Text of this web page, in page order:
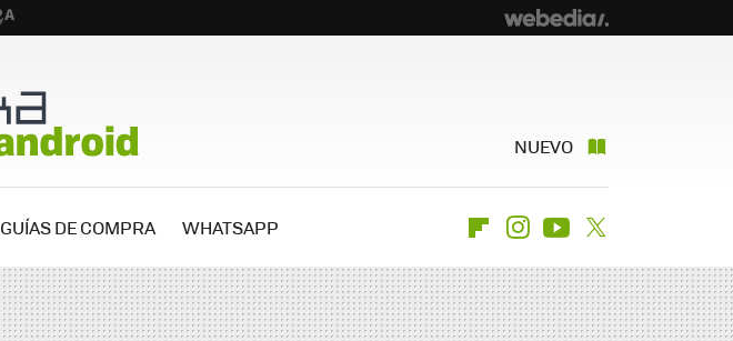
NUEVO
GUÍAS DE COMPRA WHATSAPP FlipboardInstagramYoutube